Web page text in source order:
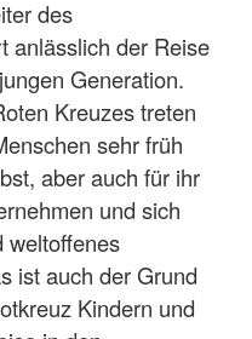
des
anlässlich der Reise
Generation.
Kreuzes treten
sehr früh
aber auch für ihr
und sich
weltoffenes
ist auch der Grund
Kindern und